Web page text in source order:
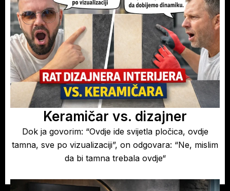
Keramičar vs. dizajner
Dok ja govorim: “Ovdje ide svijetla pločica, ovdje
tamna, sve po vizualizaciji”, on odgovara: “Ne, mislim
da bi tamna trebala ovdje“